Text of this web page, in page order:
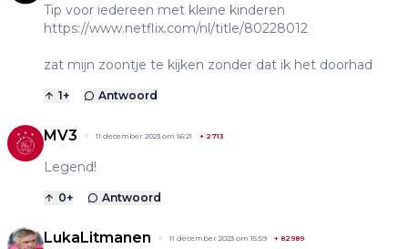
Tip voor iedereen met kleine kinderen
https://www.netflix.com/nl/title/80228012
zat mijn zoontje te kijken zonder dat ik het doorhad
1+ Antwoord
MV3 11 december 2023 om 16:21 + 2713
Legend!
0+ Antwoord
LukaLitmanen 11 december 2023 om 15:59 + 82989